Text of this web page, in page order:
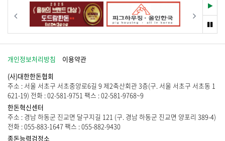
재
생
멈
춤
개인정보처리방침
이용약관
(사)대한한돈협회
주소 : 서울 서초구 서초중앙로6길 9 제2축산회관 3층(구. 서울 서초구 서초동 1
621-19) 전화 : 02-581-9751 팩스 : 02-581-9768~9
한돈혁신센터
주소 : 경남 하동군 진교면 달구지길 121 (구. 경남 하동군 진교면 양포리 389-4)
전화 : 055-883-1647 팩스 : 055-882-9430
종돈능력검정소